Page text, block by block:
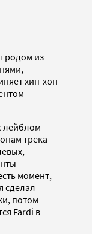
родом из
хип-хоп
лейблом —
трека-
момент,
сделал
потом
Fardi в